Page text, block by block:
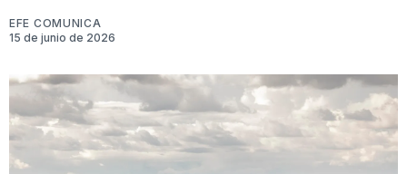
EFE COMUNICA
15 de junio de 2026